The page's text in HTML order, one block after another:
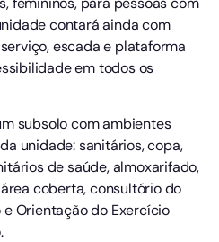
contará ainda com
escada e plataforma
em todos os
subsolo com ambientes
unidade: sanitários, copa,
de saúde, almoxarifado,
coberta, consultório do
Orientação do Exercício